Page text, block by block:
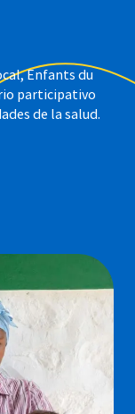
Enfants du
participativo
de la salud.